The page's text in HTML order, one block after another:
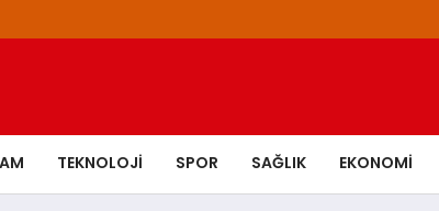
TEKNOLOJI SPOR SAĞLIK EKONOMI